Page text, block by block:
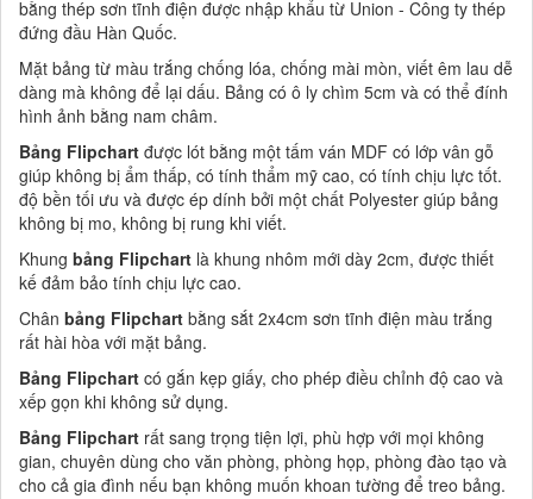
bằng thép sơn tĩnh điện được nhập khẩu từ Union - Công ty thép
đứng đầu Hàn Quốc.
Mặt bảng từ màu trắng chống lóa, chống mài mòn, viết êm lau dễ
dàng mà không để lại dấu. Bảng có ô ly chìm 5cm và có thể đính
hình ảnh bằng nam châm.
Bảng Flipchart được lót bằng một tấm ván MDF có lớp vân gỗ
giúp không bị ẩm thấp, có tính thẩm mỹ cao, có tính chịu lực tốt.
độ bền tối ưu và được ép dính bởi một chất Polyester giúp bảng
không bị mo, không bị rung khi viết.
Khung bảng Flipchart là khung nhôm mới dày 2cm, được thiết
kế đảm bảo tính chịu lực cao.
Chân bảng Flipchart bằng sắt 2x4cm sơn tĩnh điện màu trắng
rất hài hòa với mặt bảng.
Bảng Flipchart có gắn kẹp giấy, cho phép điều chỉnh độ cao và
xếp gọn khi không sử dụng.
Bảng Flipchart rất sang trọng tiện lợi, phù hợp với mọi không
gian, chuyên dùng cho văn phòng, phòng họp, phòng đào tạo và
cho cả gia đình nếu bạn không muốn khoan tường để treo bảng.